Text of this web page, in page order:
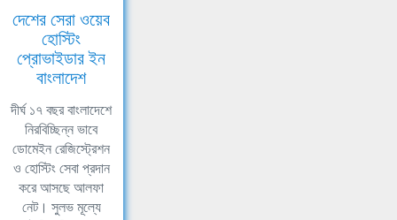
দেশের সেরা ওয়েব
হোস্টিং
প্রোভাইডার ইন
বাংলাদেশ
দীর্ঘ ১৭ বছর বাংলাদেশে
নিরবিচ্ছিন্ন ভাবে
ডোমেইন রেজিস্ট্রেশন
ও হোস্টিং সেবা প্রদান
করে আসছে আলফা
নেট। সুলভ মূল্যে